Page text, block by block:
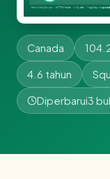
Canada
4.6 tahun
Diperbarui3